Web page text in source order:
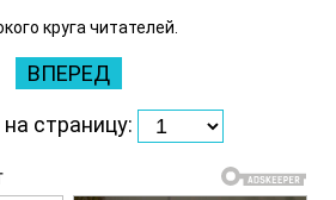
круга читателей.
ВПЕРЕД
страницу: